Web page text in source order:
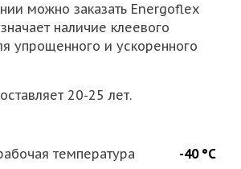
можно заказать Energoflex
наличие клеевого
упрощенного и ускоренного
20-25 лет.
температура -40 °С